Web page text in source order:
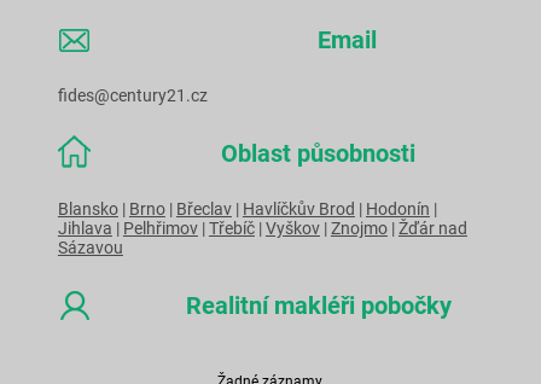
Email
fides@century21.cz
Oblast působnosti
Blansko| Brno| Břeclav| Havlíčkův Brod | Hodonín |
Jihlava | Pelhřimov|Třebíč|Vyškov|Znojmo|Žďár nad
Sázavou
Realitní makléři pobočky